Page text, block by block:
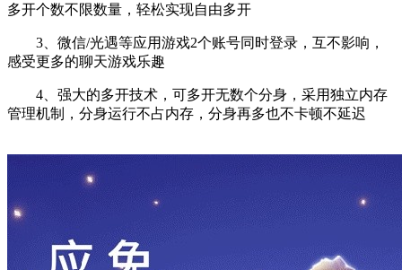
多开个数不限数量，轻松实现自由多开
3、微信/光遇等应用游戏2个账号同时登录，互不影响，
感受更多的聊天游戏乐趣
4、强大的多开技术，可多开无数个分身，采用独立内存
管理机制，分身运行不占内存，分身再多也不卡顿不延迟